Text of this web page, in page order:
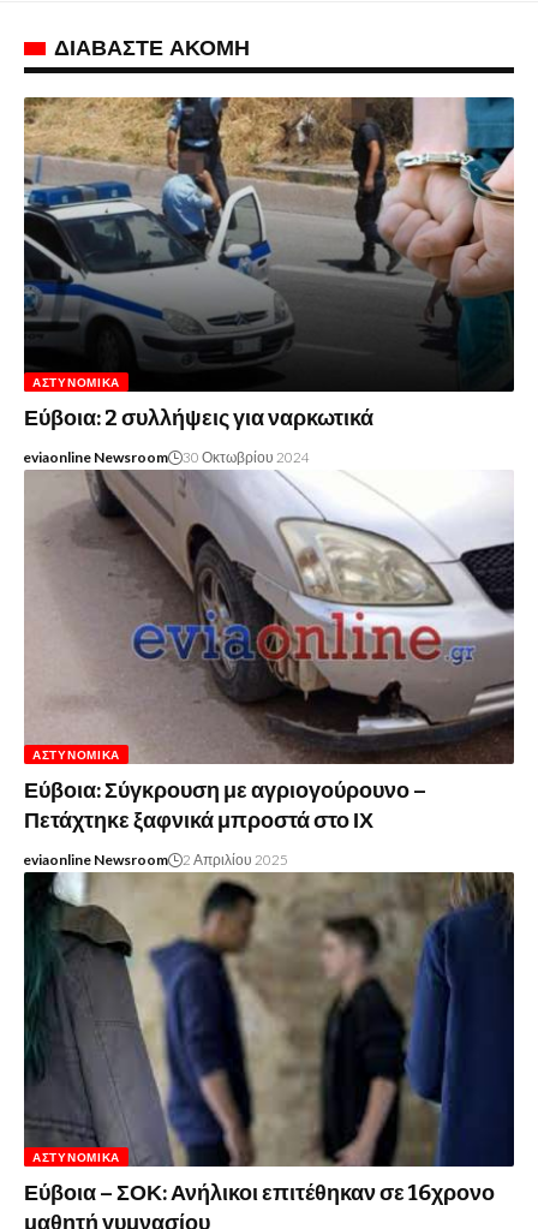
ΔΙΑΒΑΣΤΕ ΑΚΟΜΗ
ΑΣΤΥΝΟΜΙΚΆ
Εύβοια: 2 συλλήψεις για ναρκωτικά
eviaonline Newsroom 30 Οκτωβρίου 2024
ΑΣΤΥΝΟΜΙΚΆ
Εύβοια: Σύγκρουση με αγριογούρουνο –
Πετάχτηκε ξαφνικά μπροστά στο ΙΧ
eviaonline Newsroom 2 Απριλίου 2025
ΑΣΤΥΝΟΜΙΚΆ
Εύβοια – ΣΟΚ: Ανήλικοι επιτέθηκαν σε 16χρονο
μαθητή γυμνασίου